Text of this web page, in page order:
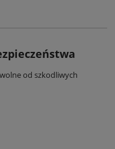
od szkodliwych